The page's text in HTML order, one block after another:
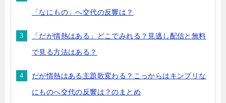
「なにもの」へ交代の反響は？
「だが情熱はある」どこでみれる？見逃し配信と無料
で見る方法はある？
だが情熱はある主題歌変わる？こっからはキンプリな
にものへ交代の反響は？のまとめ